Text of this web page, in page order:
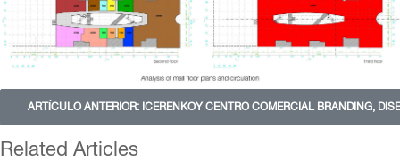
ARTÍCULO ANTERIOR: ICERENKOY CENTRO COMERCIAL BRANDING,
Related Articles